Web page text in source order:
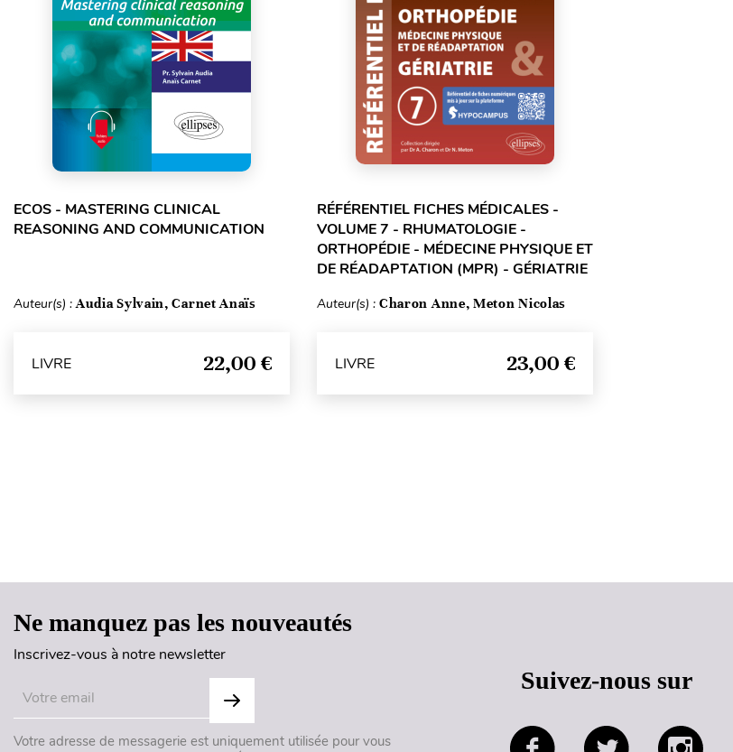
ECOS - MASTERING CLINICAL
REASONING AND COMMUNICATION
Auteur(s) :Audia Sylvain, Carnet Anaïs
LIVRE 22,00 €
RÉFÉRENTIEL FICHES MÉDICALES -
VOLUME 7 - RHUMATOLOGIE -
ORTHOPÉDIE - MÉDECINE PHYSIQUE ET
DE RÉADAPTATION (MPR) - GÉRIATRIE
Auteur(s) : Charon Anne, Meton Nicolas
LIVRE 23,00 €
Ne manquez pas les nouveautés
Inscrivez-vous à notre newsletter
Votre adresse de messagerie est uniquement utilisée pour vous
Suivez-nous sur